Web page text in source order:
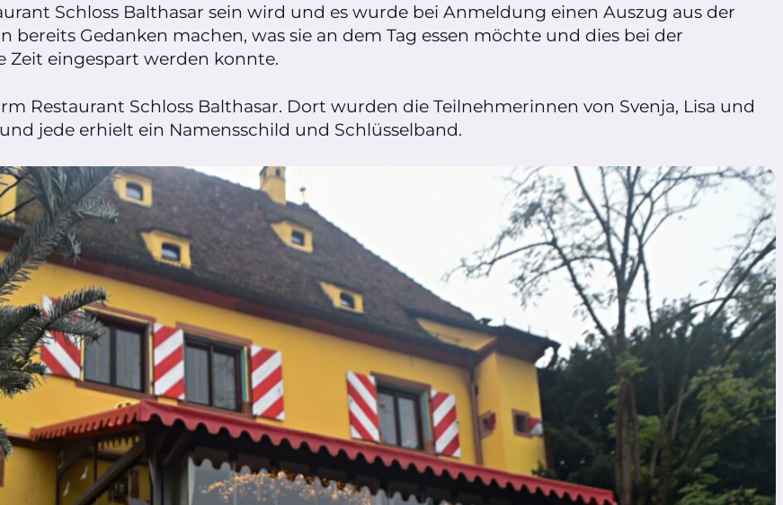
Schloss Balthasar sein wird und es wurde bei Anmeldung einen Auszug aus der
bereits Gedanken machen, was sie an dem Tag essen möchte und dies bei der
Zeit eingespart werden konnte.
Restaurant Schloss Balthasar. Dort wurden die Teilnehmerinnen von Svenja, Lisa und
jede erhielt ein Namensschild und Schlüsselband.